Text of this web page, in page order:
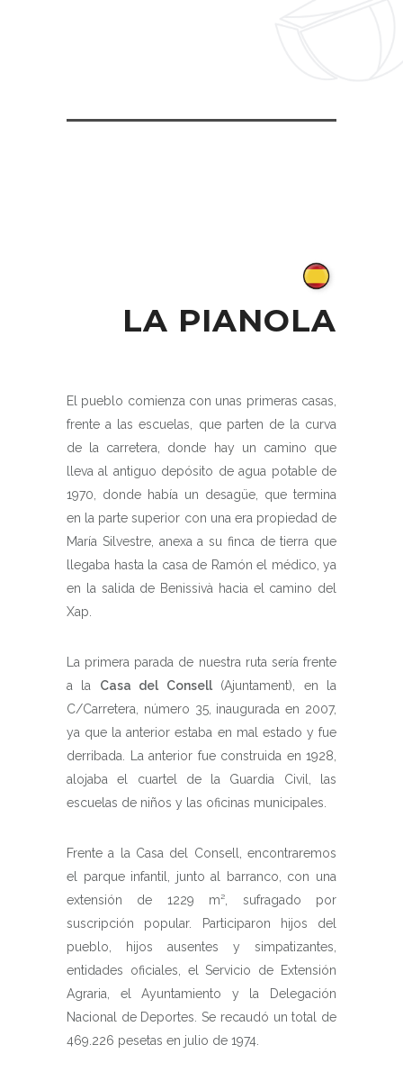
LA PIANOLA
El pueblo comienza con unas primeras casas,
frente a las escuelas, que parten de la curva
de la carretera, donde hay un camino que
lleva al antiguo depósito de agua potable de
1970, donde había un desagüe, que termina
en la parte superior con una era propiedad de
María Silvestre, anexa a su finca de tierra que
llegaba hasta la casa de Ramón el médico, ya
en la salida de Benissivà hacia el camino del
Xap.
La primera parada de nuestra ruta sería frente
a la Casa del Consell(Ajuntament), en la
C/Carretera, número 35, inaugurada en 2007,
ya que la anterior estaba en mal estado y fue
derribada. La anterior fue construida en 1928,
alojaba el cuartel de la Guardia Civil, las
escuelas de niños y las oficinas municipales.
Frente a la Casa del Consell, encontraremos
el parque infantil, junto al barranco, con una
extensión de 1229 m², sufragado por
suscripción popular. Participaron hijos del
pueblo, hijos ausentes y simpatizantes,
entidades oficiales, el Servicio de Extensión
Agraria, el Ayuntamiento y la Delegación
Nacional de Deportes. Se recaudó un total de
469.226 pesetas en julio de 1974.